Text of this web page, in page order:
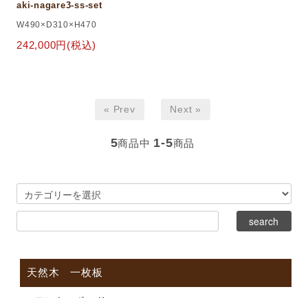
aki-nagare3-ss-set
W490×D310×H470
242,000円(税込)
« Prev Next »
5商品中 1-5商品
天然木 一枚板